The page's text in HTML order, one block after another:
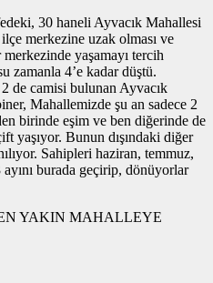
30 haneli Ayvacık Mahallesi
merkezine uzak olması ve
yaşamayı tercih
zamanla 4’e kadar düştü.
de camisi bulunan Ayvacık
Mahallemizde şu an sadece 2
birinde eşim ve ben diğerinde de
yaşıyor. Bunun dışındaki diğer
Sahipleri haziran, temmuz,
burada geçirip, dönüyorlar
YAKIN MAHALLEYE